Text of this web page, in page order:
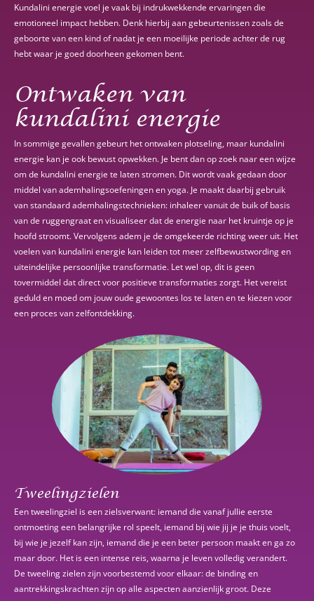
Kundalini energie voel je vaak bij indrukwekkende ervaringen die
emotioneel impact hebben. Denk hierbij aan gebeurtenissen zoals de
geboorte van een kind of nadat je een moeilijke periode achter de rug
hebt waar je goed doorheen gekomen bent.
Ontwaken van
kundalini energie
In sommige gevallen gebeurt het ontwaken plotseling, maar kundalini
energie kan je ook bewust opwekken. Je bent dan op zoek naar een wijze
om de kundalini energie te laten stromen. Dit wordt vaak gedaan door
middel van ademhalingsoefeningen en yoga. Je maakt daarbij gebruik
van standaard ademhalingstechnieken: inhaleer vanuit de buik of basis
van de ruggengraat en visualiseer dat de energie naar het kruintje op je
hoofd stroomt. Vervolgens adem je de omgekeerde richting weer uit. Het
voelen van kundalini energie kan leiden tot meer zelfbewustwording en
uiteindelijke persoonlijke transformatie. Let wel op, dit is geen
tovermiddel dat direct voor positieve transformaties zorgt. Het vereist
geduld en moed om jouw oude gewoontes los te laten en te kiezen voor
een proces van zelfontdekking.
Tweelingzielen
Een tweelingziel is een zielsverwant: iemand die vanaf jullie eerste
ontmoeting een belangrijke rol speelt, iemand bij wie jij je je thuis voelt,
bij wie je jezelf kan zijn, iemand die je een beter persoon maakt en ga zo
maar door. Het is een intense reis, waarna je leven volledig verandert.
De tweeling zielen zijn voorbestemd voor elkaar: de binding en
aantrekkingskrachten zijn op alle aspecten aanzienlijk groot. Deze